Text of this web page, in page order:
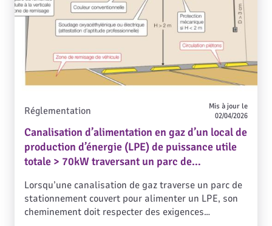
Canalisation d’alimentation en gaz d’un local de
production d’énergie (LPE) de puissance utile
totale > 70kW traversant un parc de
Réglementation
Mis à jour le
02/04/2026
Lorsqu’une canalisation de gaz traverse un parc de
stationnement couvert pour alimenter un LPE, son
cheminement doit respecter des exigences